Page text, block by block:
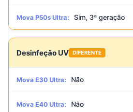
Mova P50s Ultra: Sim, 3ª geração
Desinfeção UV DIFERENTE
Mova E30 Ultra: Não
Mova E40 Ultra: Não